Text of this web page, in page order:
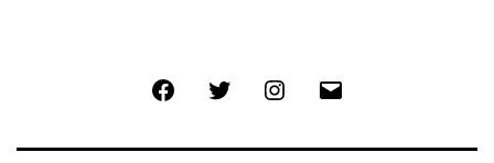
FacebookTwitter Instagram